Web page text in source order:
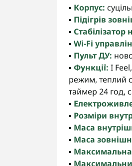
▪️ Корпус:
▪️ Підігрів
▪️ Стабілізатор
▪️ Wi-Fi
▪️ Пульт ДУ:
▪️ Функції: I
режим, теплий
таймер 24 год,
▪️
▪️ Розміри
▪️ Маса
▪️ Маса
▪️
▪️